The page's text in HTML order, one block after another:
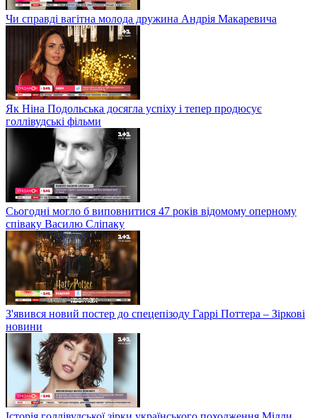
Чи справді вагітна молода дружина Андрія Макаревича
Як Ніна Подольська досягла успіху і тепер продюсує
голлівудські фільми
Сьогодні могло б виповнитися 47 років відомому оперному
співаку Василю Сліпаку
З'явився новий постер до спецепізоду Гаррі Поттера – Зіркові
новини